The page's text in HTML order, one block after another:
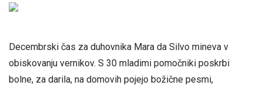
Decembrski čas za duhovnika Mara da Silvo mineva v
obiskovanju vernikov. S 30 mladimi pomočniki poskrbi
bolne, za darila, na domovih pojejo božične pesmi,